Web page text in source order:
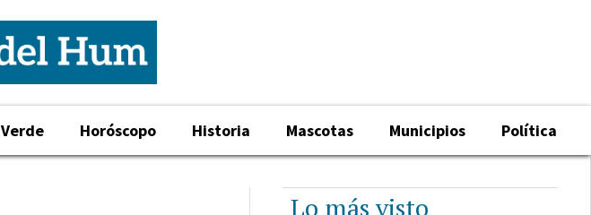
Verde Horóscopo Historia Mascotas Municipios Política
Lo más visto